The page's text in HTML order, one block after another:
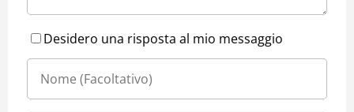
Desidero una risposta al mio messaggio